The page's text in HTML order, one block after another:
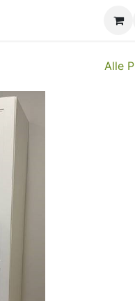
Messen/Veranstaltungen
Alle